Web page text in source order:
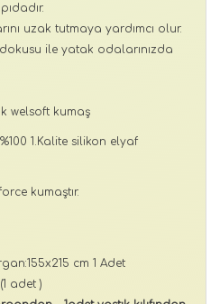
uzak tutmaya yardımcı olur.
ile yatak odalarınızda
welsoft kumaş
1.Kalite silikon elyaf
kumaştır.
cm 1 Adet
adet )